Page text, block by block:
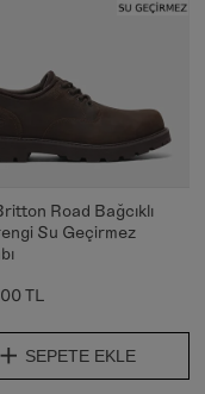
Road Bağcıklı
Su Geçirmez
TL
SEPETE EKLE